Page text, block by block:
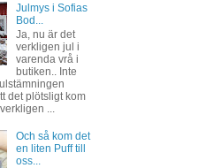
Julmys i Sofias
Bod...
Ja, nu är det
verkligen jul i
varenda vrå i
butiken.. Inte
det plötsligt kom
...
Och så kom det
en liten Puff till
oss...